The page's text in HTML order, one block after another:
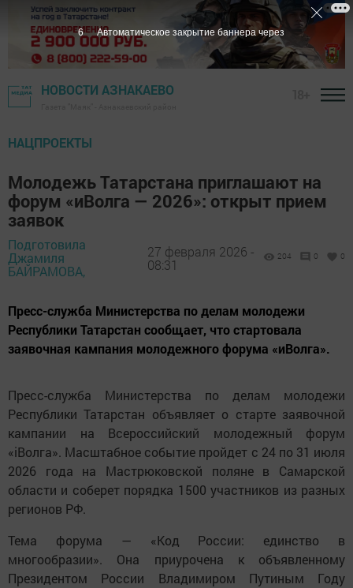
НОВОСТИ АЗНАКАЕВО
НАЦПРОЕКТЫ
Молодежь Татарстана приглашают на
форум «иВолга — 2026»: открыт прием
заявок
Подготовила
Джамиля
БАЙРАМОВА,
27 февраля 2026 -
08:31
204 0 0
Пресс-служба Министерства по делам молодежи
Республики Татарстан сообщает, что стартовала
заявочная кампания молодежного форума «иВолга».
Пресс-служба Министерства по делам молодежи
Республики Татарстан объявляет о старте заявочной
кампании на Всероссийский молодежный форум
«iВолга». Масштабное событие пройдет с 24 по 31 июля
2026 года на Мастрюковской поляне в Самарской
области и соберет порядка 1500 участников из разных
регионов РФ.
Тема форума — «Код России: единство в
многообразии». Она приурочена к объявленному
Президентом России Владимиром Путиным Году
5 Автоматическое закрытие баннера через